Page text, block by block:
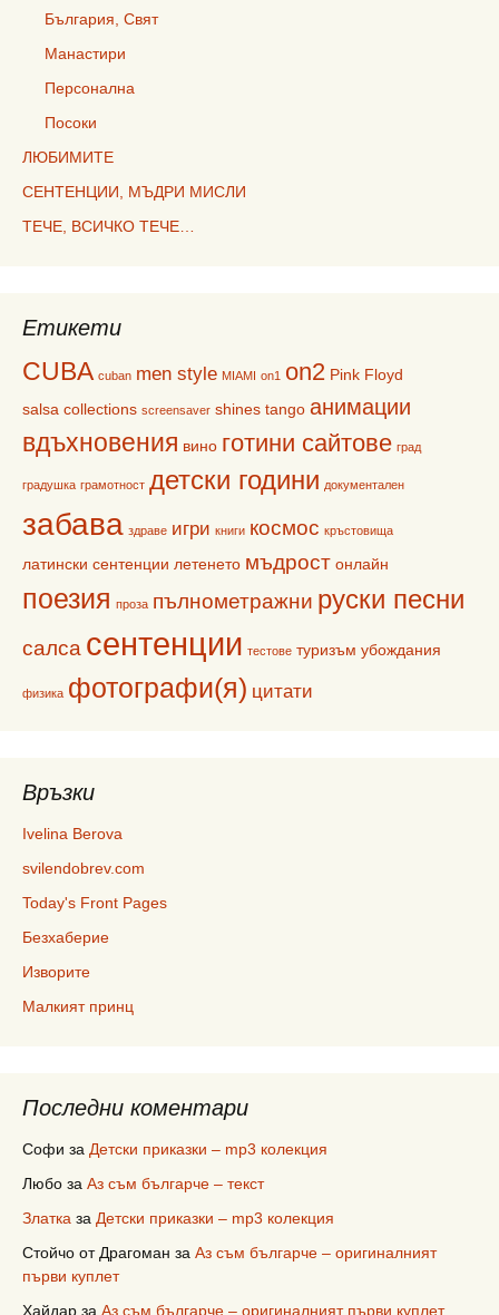
България, Свят
Манастири
Персонална
Посоки
ЛЮБИМИТЕ
СЕНТЕНЦИИ, МЪДРИ МИСЛИ
ТЕЧЕ, ВСИЧКО ТЕЧЕ…
Етикети
CUBA cuban men style MIAMI on1 on2 Pink Floyd
salsa collections screensaver shines tango анимации
вдъхновения вино готини сайтове град
градушка грамотност детски години документален
забава здраве игри книги космос кръстовища
латински сентенции летенето мъдрост онлайн
поезия проза пълнометражни руски песни
салса сентенции тестове туризъм убождания
физика фотографи(я) цитати
Връзки
Ivelina Berova
svilendobrev.com
Today's Front Pages
Безхаберие
Изворите
Малкият принц
Последни коментари
Софи за Детски приказки – mp3 колекция
Любо за Аз съм българче – текст
Златка за Детски приказки – mp3 колекция
Стойчо от Драгоман за Аз съм българче – оригиналният
първи куплет
Хайдар за Аз съм българче – оригиналният първи куплет